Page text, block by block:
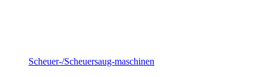
Scheuer-/Scheuersaug-maschinen